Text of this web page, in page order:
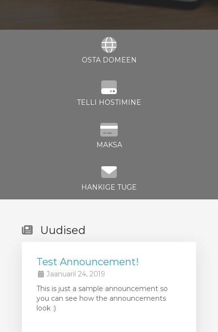
OSTA DOMEEN
TELLI HOSTIMINE
MAKSA
HANKIGE TUGE
Uudised
Test Announcement!
Jaanuaril 24, 2019
This is just a sample announcement so
you can see how the announcements
look :)